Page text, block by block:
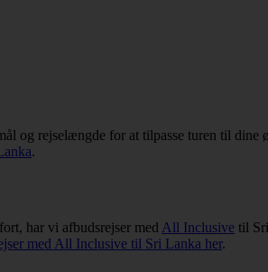
og rejselængde for at tilpasse turen til
.
har vi afbudsrejser med All Inclusive til
med All Inclusive til Sri Lanka her.